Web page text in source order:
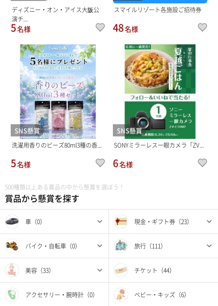
500種類以上ある賞品の中から懸賞を選ぼう！
賞品から懸賞を探す
車（0） 現金・ギフト券（23）
バイク・自転車（0） 旅行（111）
美容（33） チケット（44）
アクセサリー・腕時計（0） ベビー・キッズ（6）
ディズニー・オン・アイス大阪公
演チ...
5名様
スマイルリゾート各施設ご招待券
48名様
SNS懸賞
洗濯用香りのビーズ80ml3種の香...
5名様
SNS懸賞
SONYミラーレス一眼カメラ「ZV...
6名様